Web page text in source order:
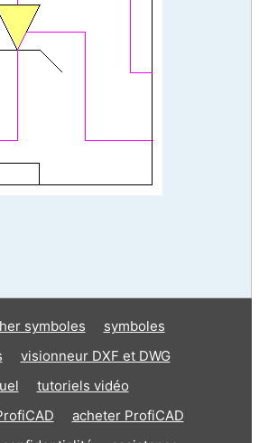
symboles
symboles
visionneur DXF et DWG
tutoriels vidéo
acheter ProfiCAD